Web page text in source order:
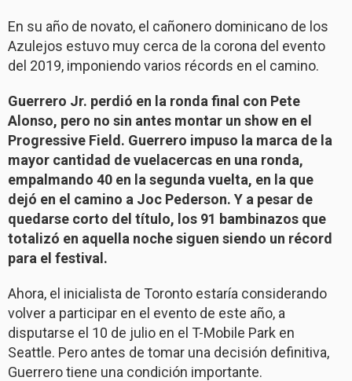
En su año de novato, el cañonero dominicano de los
Azulejos estuvo muy cerca de la corona del evento
del 2019, imponiendo varios récords en el camino.
Guerrero Jr. perdió en la ronda final con Pete
Alonso, pero no sin antes montar un show en el
Progressive Field. Guerrero impuso la marca de la
mayor cantidad de vuelacercas en una ronda,
empalmando 40 en la segunda vuelta, en la que
dejó en el camino a Joc Pederson. Y a pesar de
quedarse corto del título, los 91 bambinazos que
totalizó en aquella noche siguen siendo un récord
para el festival.
Ahora, el inicialista de Toronto estaría considerando
volver a participar en el evento de este año, a
disputarse el 10 de julio en el T-Mobile Park en
Seattle. Pero antes de tomar una decisión definitiva,
Guerrero tiene una condición importante.